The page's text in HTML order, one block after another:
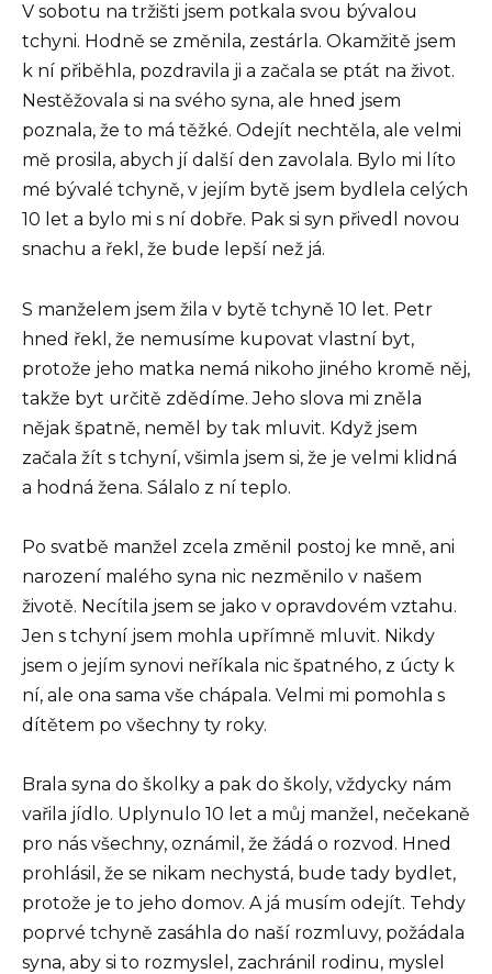
V sobotu na tržišti jsem potkala svou bývalou
tchyni. Hodně se změnila, zestárla. Okamžitě jsem
k ní přiběhla, pozdravila ji a začala se ptát na život.
Nestěžovala si na svého syna, ale hned jsem
poznala, že to má těžké. Odejít nechtěla, ale velmi
mě prosila, abych jí další den zavolala. Bylo mi líto
mé bývalé tchyně, v jejím bytě jsem bydlela celých
10 let a bylo mi s ní dobře. Pak si syn přivedl novou
snachu a řekl, že bude lepší než já.
S manželem jsem žila v bytě tchyně 10 let. Petr
hned řekl, že nemusíme kupovat vlastní byt,
protože jeho matka nemá nikoho jiného kromě něj,
takže byt určitě zdědíme. Jeho slova mi zněla
nějak špatně, neměl by tak mluvit. Když jsem
začala žít s tchyní, všimla jsem si, že je velmi klidná
a hodná žena. Sálalo z ní teplo.
Po svatbě manžel zcela změnil postoj ke mně, ani
narození malého syna nic nezměnilo v našem
životě. Necítila jsem se jako v opravdovém vztahu.
Jen s tchyní jsem mohla upřímně mluvit. Nikdy
jsem o jejím synovi neříkala nic špatného, z úcty k
ní, ale ona sama vše chápala. Velmi mi pomohla s
dítětem po všechny ty roky.
Brala syna do školky a pak do školy, vždycky nám
vařila jídlo. Uplynulo 10 let a můj manžel, nečekaně
pro nás všechny, oznámil, že žádá o rozvod. Hned
prohlásil, že se nikam nechystá, bude tady bydlet,
protože je to jeho domov. A já musím odejít. Tehdy
poprvé tchyně zasáhla do naší rozmluvy, požádala
syna, aby si to rozmyslel, zachránil rodinu, myslel